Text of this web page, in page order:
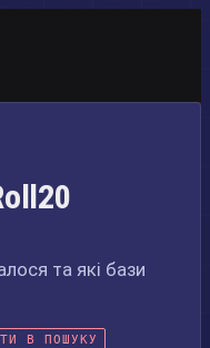
та які бази
В ПОШУКУ